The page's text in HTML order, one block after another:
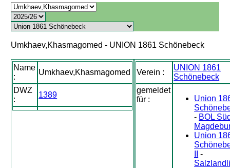
Umkhaev,Khasmagomed - UNION 1861 Schönebeck
Name
:
Umkhaev,Khasmagomed
DWZ
:
1389
Verein :
UNION 1861
Schönebeck
gemeldet
für :
Union
- BOL
Union
-